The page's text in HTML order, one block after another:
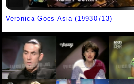
Veronica Goes Asia (19930713)